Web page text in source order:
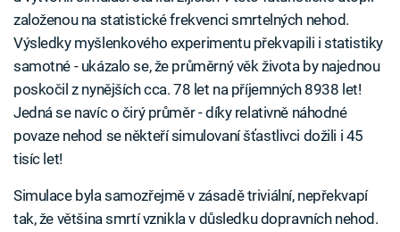
založenou na statistické frekvenci smrtelných nehod.
Výsledky myšlenkového experimentu překvapili i statistiky
samotné - ukázalo se, že průměrný věk života by najednou
poskočil z nynějších cca. 78 let na příjemných 8938 let!
Jedná se navíc o čirý průměr - díky relativně náhodné
povaze nehod se někteří simulovaní šťastlivci dožili i 45
tisíc let!
Simulace byla samozřejmě v zásadě triviální, nepřekvapí
tak, že většina smrtí vznikla v důsledku dopravních nehod.